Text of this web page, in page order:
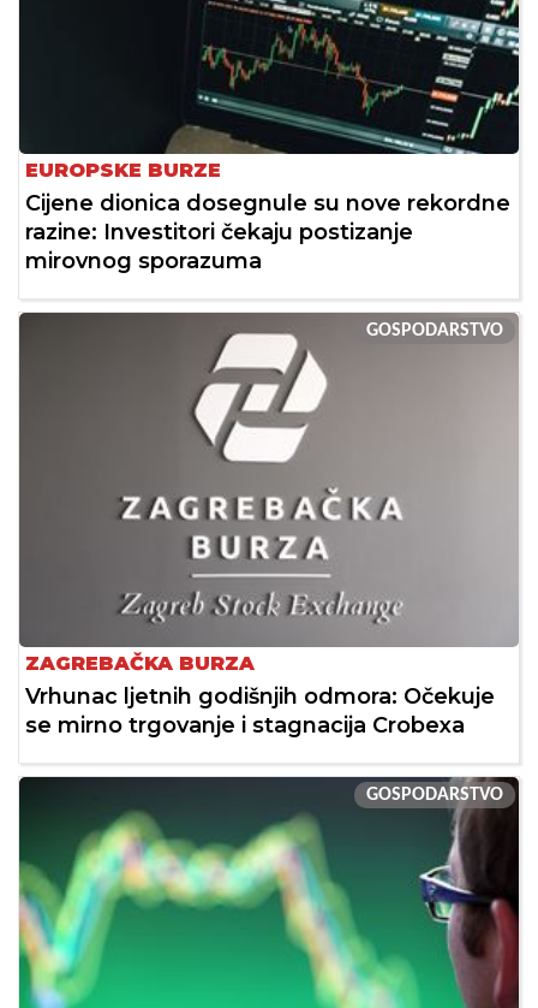
EUROPSKE BURZE
Cijene dionica dosegnule su nove rekordne
razine: Investitori čekaju postizanje
mirovnog sporazuma
GOSPODARSTVO
ZAGREBAČKA BURZA
Vrhunac ljetnih godišnjih odmora: Očekuje
se mirno trgovanje i stagnacija Crobexa
GOSPODARSTVO